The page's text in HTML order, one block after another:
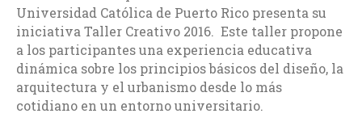
Universidad Católica de Puerto Rico presenta su
iniciativa Taller Creativo 2016. Este taller propone
a los participantes una experiencia educativa
dinámica sobre los principios básicos del diseño, la
arquitectura y el urbanismo desde lo más
cotidiano en un entorno universitario.